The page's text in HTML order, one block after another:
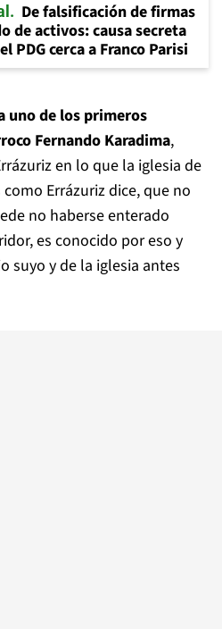
De falsificación de firmas
de activos: causa secreta
PDG cerca a Franco Parisi
uno de los primeros
Fernando Karadima,
en lo que la iglesia de
Errázuriz dice, que no
no haberse enterado
es conocido por eso y
suyo y de la iglesia antes